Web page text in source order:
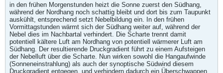
in den frühen Morgenstunden heizt die Sonne zuerst den Südhang,
während der Nordhang noch schattig bleibt und dort bis zum Taupunkt
auskühlt, entsprechend setzt Nebelbildung ein. In den frühen
Vormittagstunden wärmt sich der Südhang weiter auf, während der
Nebel dies im Nachbartal verhindert. Die Scharte trennt damit
potentiell kältere Luft am Nordhang von potentiell wärmerer Luft am
Südhang. Der resultierende Druckgradient führt zu einem Aufsteigen
der Nebelluft über die Scharte. Nun wirken sowohl die Hangaufwinde
(Sonneneinstrahlung) als auch der synoptische Südwind diesem
Druckgradient entgegen, und verhindern dadurch ein Überschwappen